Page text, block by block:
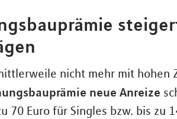
nicht mehr mit hohen
neue Anreize
70 Euro für Singles bzw. bis zu